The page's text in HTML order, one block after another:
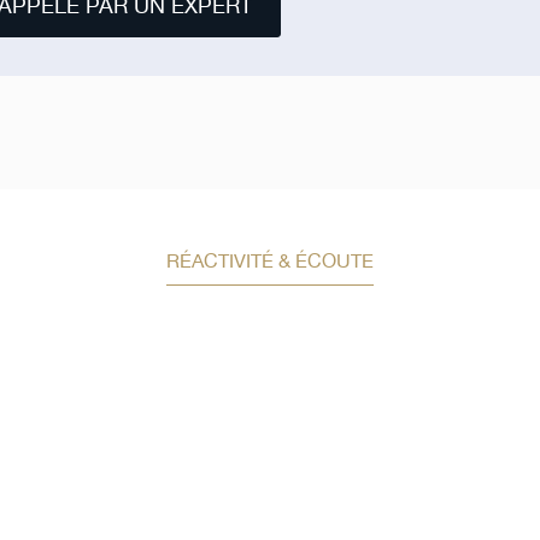
PAR UN EXPERT
RÉACTIVITÉ & ÉCOUTE